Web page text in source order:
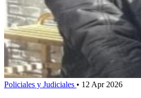
Policiales y Judiciales • 12 Apr 2026